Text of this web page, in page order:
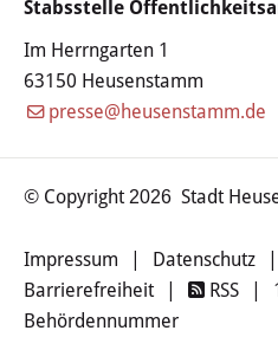
Stabsstelle
Im Herrngarten 1
63150 Heusenstamm
presse@heusenstamm.de
© Copyright 2026 Stadt
Impressum | Datenschutz |
Barrierefreiheit
| RSS |
Behördennummer
Kinder- und Jugendparlament
Danke für die Anmeldung
Pressecenter
Aktuelle Meldungen
Detail